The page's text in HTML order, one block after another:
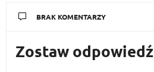
BRAK KOMENTARZY
Zostaw odpowiedź